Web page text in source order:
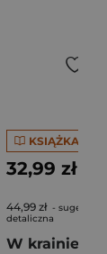
KSIĄŻKA
32,99 zł
44,99 zł -
detaliczna